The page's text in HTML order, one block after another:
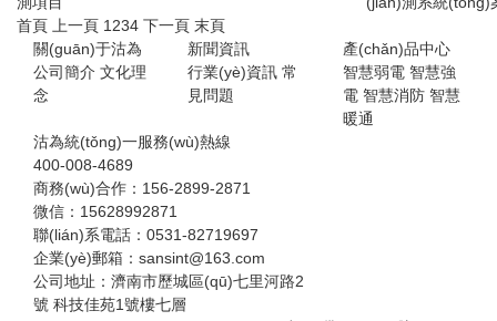
首頁
上一頁 1 234 下一頁 末頁
關(guān)于沽為
公司簡介 文化理
念
新聞資訊
行業(yè)資訊 常
見問題
產(chǎn)品中心
智慧弱電 智慧強
電 智慧消防 智慧
暖通
沽為統(tǒng)一服務(wù)熱線
400-008-4689
商務(wù)合作：156-2899-2871
微信：15628992871
聯(lián)系電話：0531-82719697
企業(yè)郵箱：sansint@163.com
公司地址：濟南市歷城區(qū)七里河路2
號 科技佳苑1號樓七層